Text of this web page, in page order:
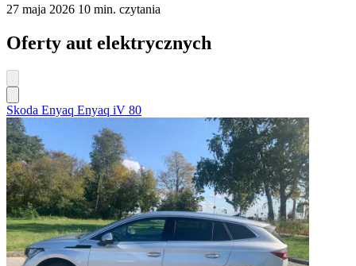
27 maja 2026 10 min. czytania
Oferty aut elektrycznych
Skoda Enyaq Enyaq iV 80